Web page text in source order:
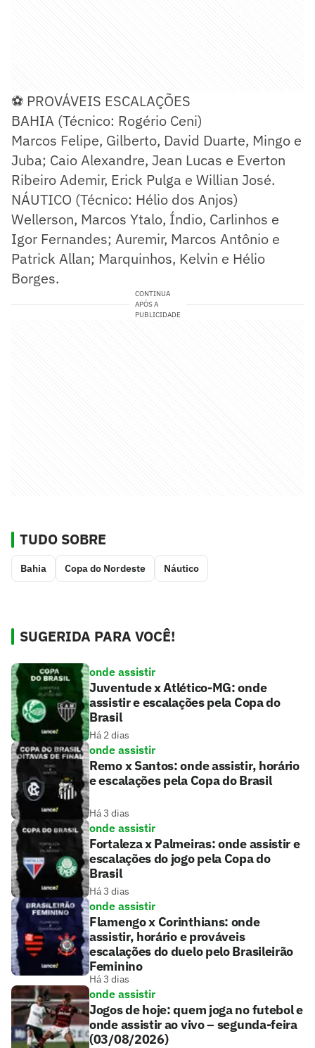
⚽ PROVÁVEIS ESCALAÇÕES
BAHIA (Técnico: Rogério Ceni)
Marcos Felipe, Gilberto, David Duarte, Mingo e
Juba; Caio Alexandre, Jean Lucas e Everton
Ribeiro Ademir, Erick Pulga e Willian José.
NÁUTICO (Técnico: Hélio dos Anjos)
Wellerson, Marcos Ytalo, Índio, Carlinhos e
Igor Fernandes; Auremir, Marcos Antônio e
Patrick Allan; Marquinhos, Kelvin e Hélio
Borges.
CONTINUA
APÓS A
PUBLICIDADE
TUDO SOBRE
Bahia Copa do Nordeste Náutico
SUGERIDA PARA VOCÊ!
onde assistir
Juventude x Atlético-MG: onde
assistir e escalações pela Copa do
Brasil
Há 2 dias
onde assistir
Remo x Santos: onde assistir, horário
e escalações pela Copa do Brasil
Há 3 dias
onde assistir
Fortaleza x Palmeiras: onde assistir e
escalações do jogo pela Copa do
Brasil
Há 3 dias
onde assistir
Flamengo x Corinthians: onde
assistir, horário e prováveis
escalações do duelo pelo Brasileirão
Feminino
Há 3 dias
onde assistir
Jogos de hoje: quem joga no futebol e
onde assistir ao vivo – segunda-feira
(03/08/2026)